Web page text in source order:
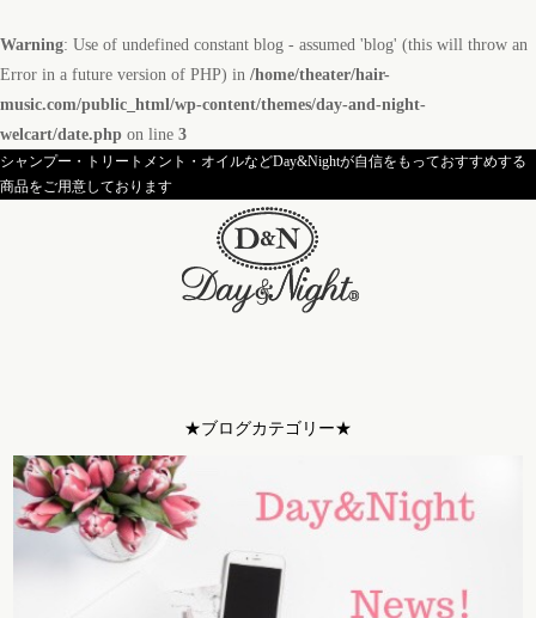
Warning: Use of undefined constant blog - assumed 'blog' (this will throw an
Error in a future version of PHP) in /home/theater/hair-
music.com/public_html/wp-content/themes/day-and-night-
welcart/date.php on line 3
シャンプー・トリートメント・オイルなどDay&Nightが自信をもっておすすめする
商品をご用意しております
★ブログカテゴリー★